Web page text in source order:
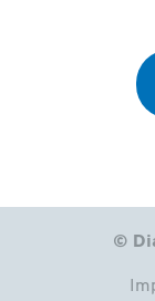
©